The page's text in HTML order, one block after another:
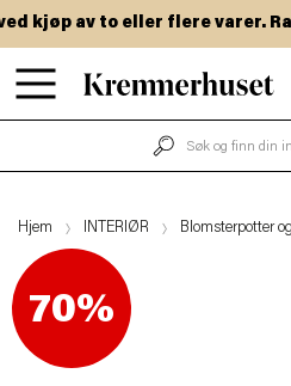
Hopp
til
kjøp av to eller flere varer.
Hjem INTERIØR Blomsterpotter
70%